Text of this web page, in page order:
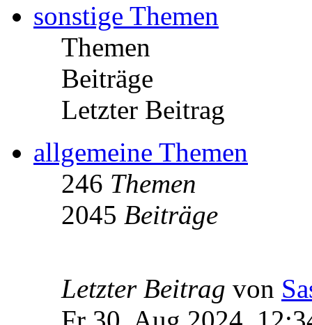
sonstige Themen
Themen
Beiträge
Letzter Beitrag
allgemeine Themen
246 Themen
2045 Beiträge
Letzter Beitrag von